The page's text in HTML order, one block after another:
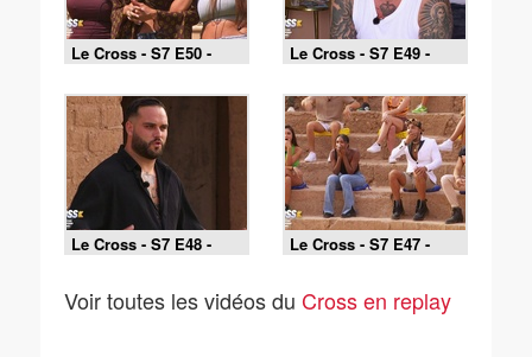
Le Cross - S7 E50 -
Double impact
Le Cross - S7 E49 -
Roméo et Juliette
Le Cross - S7 E48 -
Showtime !
Le Cross - S7 E47 -
Une épreuve très
Voir toutes les vidéos du Cross en replay